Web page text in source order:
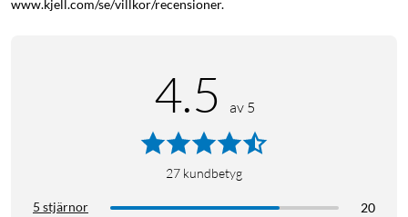
www.kjell.com/se/villkor/recensioner.
4.5 av 5
27 kundbetyg
5 stjärnor
20